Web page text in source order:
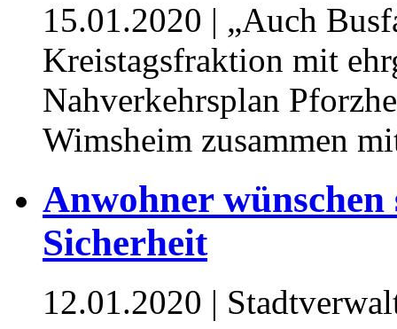
15.01.2020 | „Auch
Kreistagsfraktion mit
Nahverkehrsplan
Wimsheim zusammen
Anwohner wünschen
Sicherheit
12.01.2020 |